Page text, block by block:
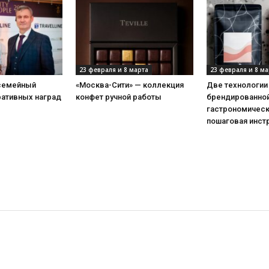
наград
23 февраля и 8 марта
«Москва-Сити» — коллекция
конфет ручной работы
23 февраля и 8
Две технологии
пошаговая